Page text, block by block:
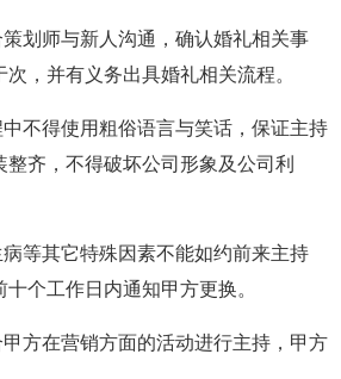
划师与新人沟通，确认婚礼相关事
，并有义务出具婚礼相关流程。
不得使用粗俗语言与笑话，保证主持
齐，不得破坏公司形象及公司利
等其它特殊因素不能如约前来主持
个工作日内通知甲方更换。
方在营销方面的活动进行主持，甲方